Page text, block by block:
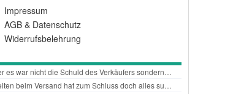
Impressum
AGB & Datenschutz
Widerrufsbelehrung